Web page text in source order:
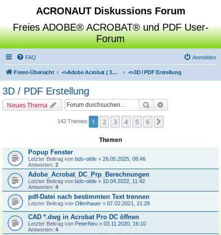
ACRONAUT Diskussions Forum
Freies ADOBE® ACROBAT® und PDF User-
Forum
FAQ Anmelden
Foren-Übersicht <>Adobe Acrobat ( 3D / Professional / Standard / Reader / Distiller ) <>3D / PDF Erstellung
3D / PDF Erstellung
Neues Thema Suche
142 Themen 1 2 3 4 5 6
Themen
Popup Fenster
Letzter Beitrag von bds-oldie « 26.05.2025, 08:46
Antworten: 2
Adobe_Acrobat_DC_Prp_Berechnungen
Letzter Beitrag von bds-oldie « 10.04.2022, 11:42
Antworten: 4
pdf-Datei nach bestimmten Text trennen
Letzter Beitrag von Ollenhauer « 07.02.2021, 21:28
CAD *.dwg in Acrobat Pro DC öffnen
Letzter Beitrag von PeterNeu « 03.11.2020, 16:10
Antworten: 4